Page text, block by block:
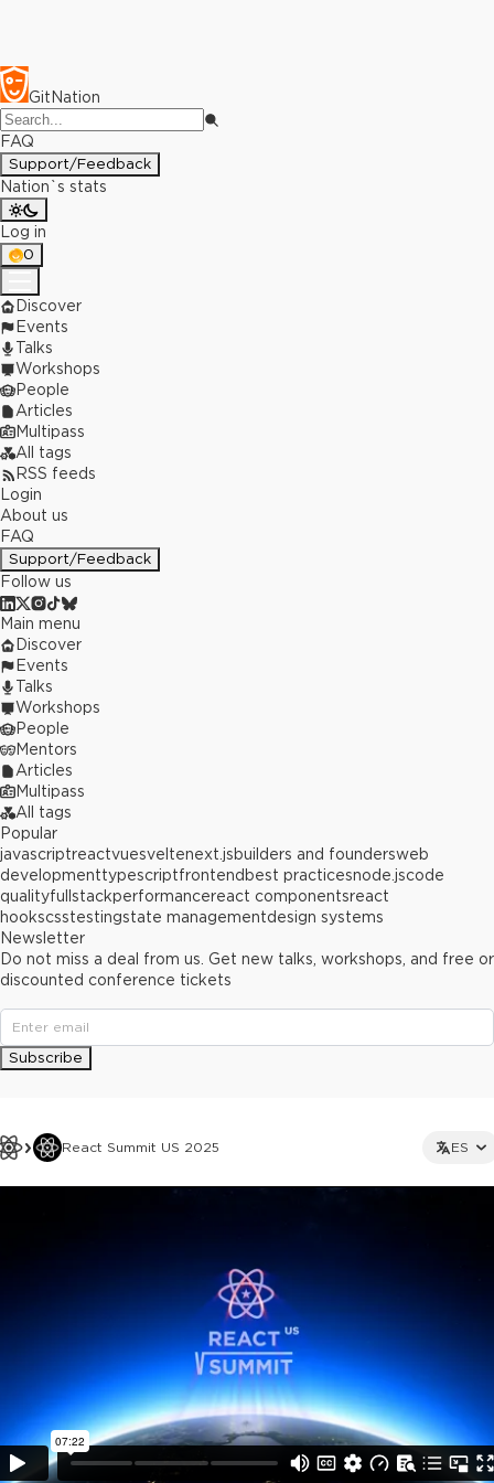
GitNation
FAQ
Support/Feedback
Nation`s stats
Log in
0
Discover
Events
Talks
Workshops
People
Articles
Multipass
All tags
RSS feeds
Login
About us
FAQ
Support/Feedback
Follow us
React Summit US 2025 ES
Main menu
Discover
Events
Talks
Workshops
People
Mentors
Articles
Multipass
All tags
Popular
javascriptreactvuesveltenext.jsbuilders and foundersweb
developmenttypescriptfrontend best practicesnode.jscode
qualityfullstackperformancereact componentsreact
hookscsstestingstate managementdesign systems
Newsletter
Do not miss a deal from us. Get new talks, workshops, and free or
discounted conference tickets
Subscribe